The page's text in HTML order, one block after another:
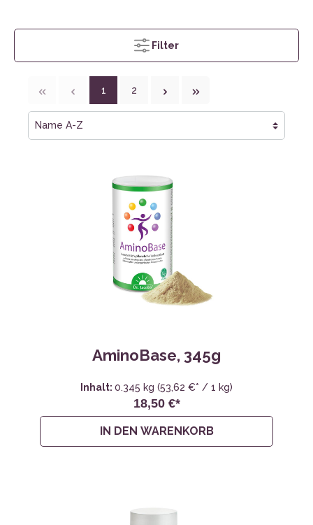
Filter
1 2
AminoBase, 345g
Inhalt: 0.345 kg (53,62 €* / 1 kg)
18,50 €*
IN DEN WARENKORB